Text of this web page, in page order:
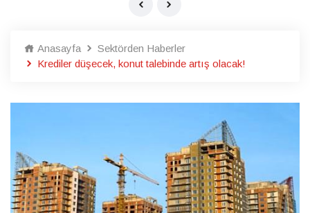
Anasayfa
Sektörden Haberler
Krediler düşecek, konut talebinde artış olacak!